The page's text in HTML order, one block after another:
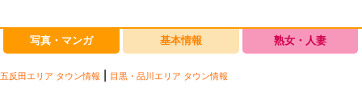
写真・マンガ 基本情報 熟女・人妻
五反田エリア タウン情報 目黒・品川エリア タウン情報